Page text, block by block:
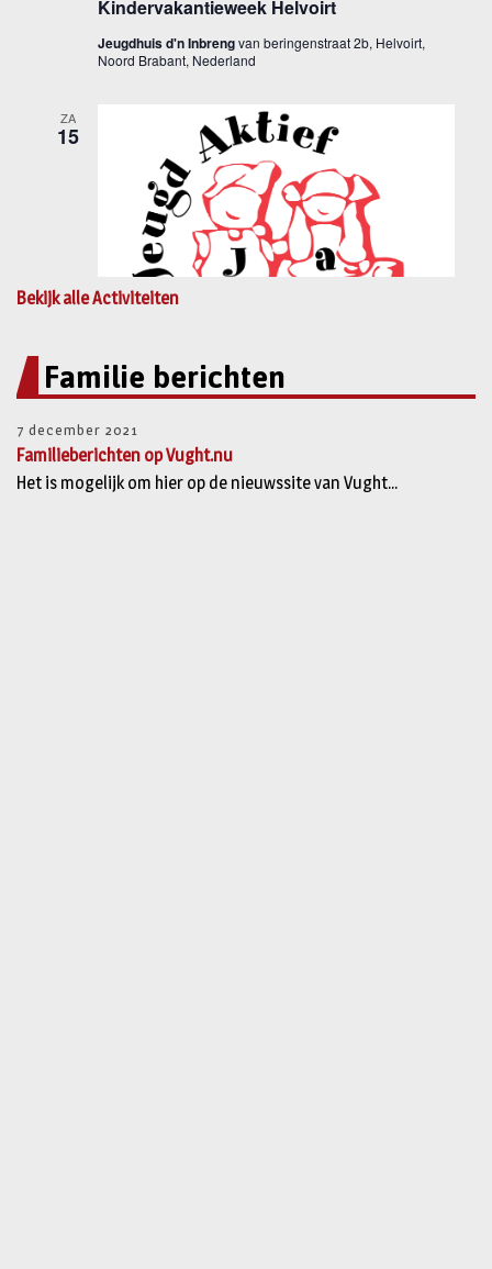
Bekijk alle Activiteiten
Familie berichten
7 december 2021
Familieberichten op Vught.nu
Het is mogelijk om hier op de nieuwssite van Vught...